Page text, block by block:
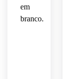
em
branco.